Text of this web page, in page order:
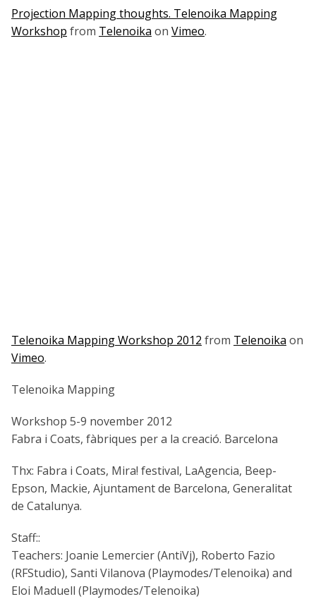
Projection Mapping thoughts. Telenoika Mapping
Workshop from Telenoika on Vimeo.
Telenoika Mapping Workshop 2012 from Telenoika on
Vimeo.
Telenoika Mapping
Workshop 5-9 november 2012
Fabra i Coats, fàbriques per a la creació. Barcelona
Thx: Fabra i Coats, Mira! festival, LaAgencia, Beep-
Epson, Mackie, Ajuntament de Barcelona, Generalitat
de Catalunya.
Staff::
Teachers: Joanie Lemercier (AntiVj), Roberto Fazio
(RFStudio), Santi Vilanova (Playmodes/Telenoika) and
Eloi Maduell (Playmodes/Telenoika)